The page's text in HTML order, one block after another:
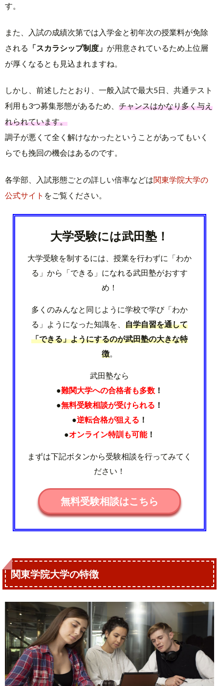
す。
また、入試の成績次第では入学金と初年次の授業料が免除
される 「スカラシップ制度」 が用意されているため上位層
が厚くなるとも見込まれますね。
しかし、前述したとおり、一般入試で最大5日、共通テスト
利用も3つ募集形態があるため、 チャンスはかなり多く与え
れられています。
調子が悪くて全く解けなかったということがあってもいく
らでも挽回の機会はあるのです。
各学部、入試形態ごとの詳しい倍率などは関東学院大学の
公式サイト をご覧ください。
大学受験には武田塾！
大学受験を制するには、授業を行わずに「わか
る」から「できる」になれる武田塾がおすす
め！
多くのみんなと同じように学校で学び「わか
る」ようになった知識を、 自学自習を通して
「できる」ようにするのが武田塾の大きな特
徴。
武田塾なら
●難関大学への合格者も多数 ！
●無料受験相談が受けられる ！
●逆転合格が狙える ！
●オンライン特訓も可能！
まずは下記ボタンから受験相談を行ってみてく
ださい！
無料受験相談はこちら
関東学院大学の特徴